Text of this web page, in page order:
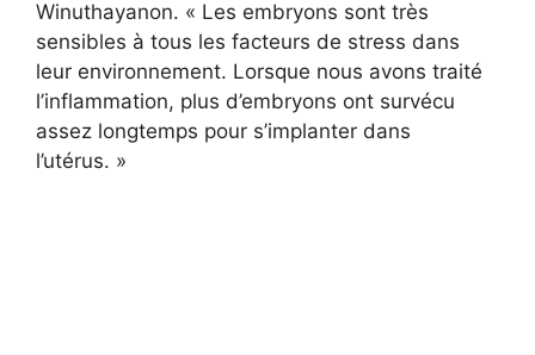
Winuthayanon. « Les embryons sont très
sensibles à tous les facteurs de stress dans
leur environnement. Lorsque nous avons traité
l’inflammation, plus d’embryons ont survécu
assez longtemps pour s’implanter dans
l’utérus. »